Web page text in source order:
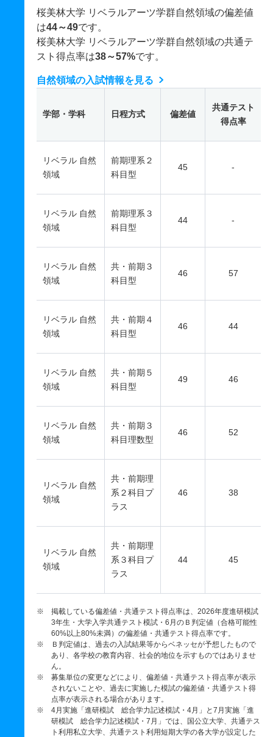
桜美林大学 リベラルアーツ学群自然領域の偏差値
は44～49です。
桜美林大学 リベラルアーツ学群自然領域の共通テ
スト得点率は38～57%です。
自然領域の入試情報を見る
学部・学科 日程方式 偏差値
共通テスト
得点率
リベラル 自然
領域
前期理系２
科目型
45 -
リベラル 自然
領域
前期理系３
科目型
44 -
リベラル 自然
領域
共・前期３
科目型
46 57
リベラル 自然
領域
共・前期４
科目型
46 44
リベラル 自然
領域
共・前期５
科目型
49 46
リベラル 自然
領域
共・前期３
科目理数型
46 52
リベラル 自然
領域
共・前期理
系２科目プ
ラス
46 38
リベラル 自然
領域
共・前期理
系３科目プ
ラス
44 45
※ 掲載している偏差値・共通テスト得点率は、2026年度進研模試
3年生・大学入学共通テスト模試・6月のＢ判定値（合格可能性
60%以上80%未満）の偏差値・共通テスト得点率です。
※ Ｂ判定値は、過去の入試結果等からベネッセが予想したもので
あり、各学校の教育内容、社会的地位を示すものではありませ
ん。
※ 募集単位の変更などにより、偏差値・共通テスト得点率が表示
されないことや、過去に実施した模試の偏差値・共通テスト得
点率が表示される場合があります。
※ 4月実施「進研模試 総合学力記述模試・4月」と7月実施「進
研模試 総合学力記述模試・7月」では、国公立大学、共通テス
ト利用私立大学、共通テスト利用短期大学の各大学が設定した